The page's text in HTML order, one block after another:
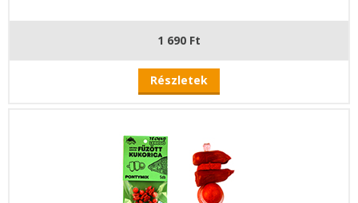
1 690 Ft
Részletek